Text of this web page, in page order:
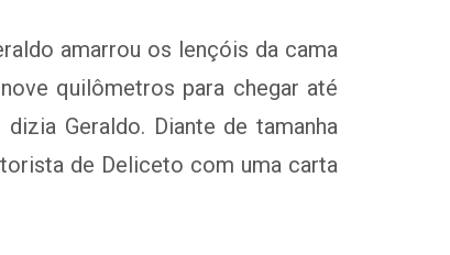
amarrou os lençóis da cama
quilômetros para chegar até
Geraldo. Diante de tamanha
de Deliceto com uma carta